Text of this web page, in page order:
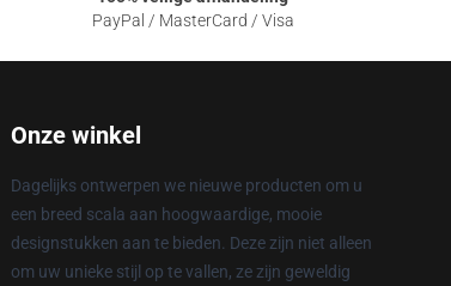
PayPal / MasterCard / Visa
Onze winkel
Dagelijks ontwerpen we nieuwe producten om u
een breed scala aan hoogwaardige, mooie
designstukken aan te bieden. Deze zijn niet alleen
om uw unieke stijl op te vallen, ze zijn geweldig